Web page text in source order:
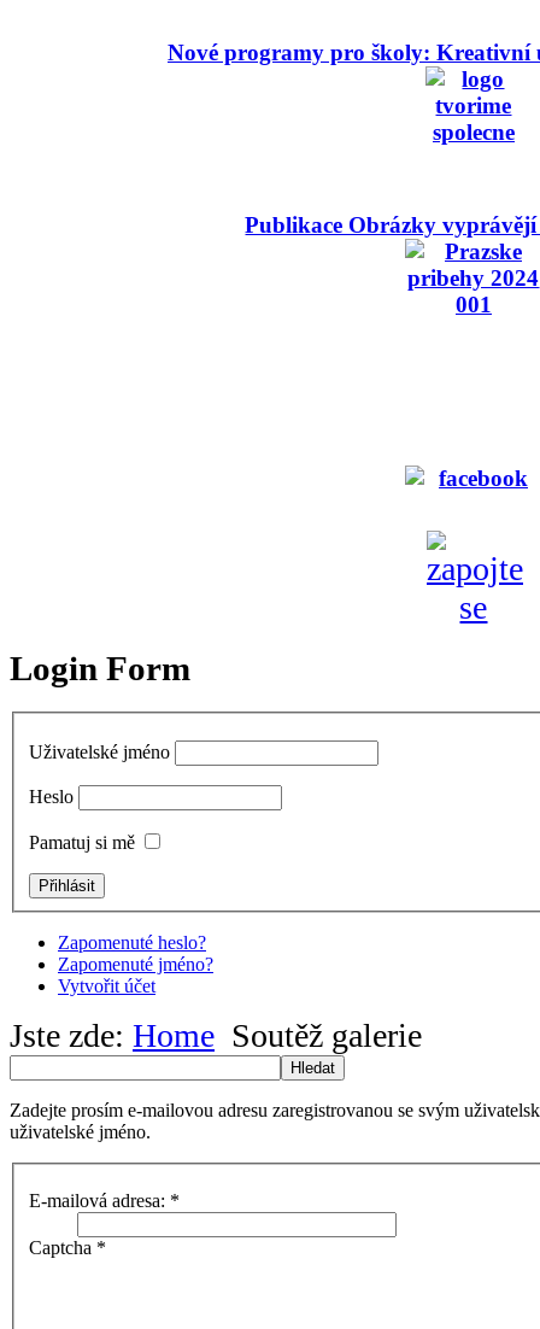
Nové programy pro školy: Kreativní
Publikace Obrázky
Login Form
Uživatelské jméno
Heslo
Pamatuj si mě
Zapomenuté heslo?
Zapomenuté jméno?
Vytvořit účet
Jste zde: Home Soutěž galerie
Hledat
Zadejte prosím e-mailovou adresu zaregistrovanou se svým
uživatelské jméno.
E-mailová adresa: *
Captcha *